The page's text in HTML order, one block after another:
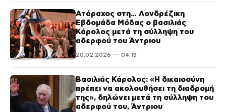
Ατάραχος στη… Λονδρέζικη
Εβδομάδα Μόδας ο βασιλιάς
Κάρολος μετά τη σύλληψη του
αδερφού του Άντριου
20.02.2026 — 04:13
Βασιλιάς Κάρολος: «Η δικαιοσύνη
πρέπει να ακολουθήσει τη διαδρομή
της», δηλώνει μετά τη σύλληψη του
αδερφού του, Άντριου